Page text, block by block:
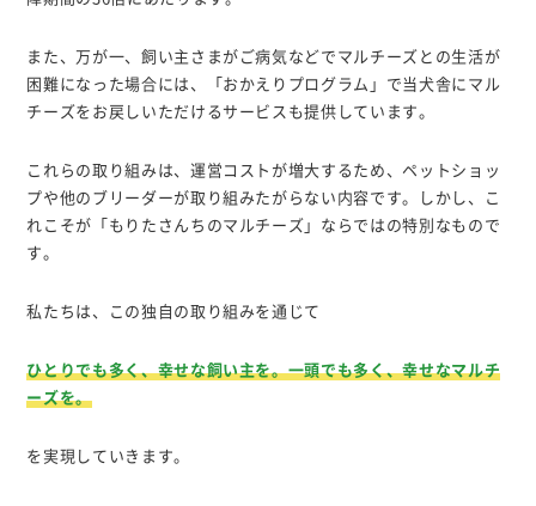
また、万が一、飼い主さまがご病気などでマルチーズとの生活が
困難になった場合には、「おかえりプログラム」で当犬舎にマル
チーズをお戻しいただけるサービスも提供しています。
これらの取り組みは、運営コストが増大するため、ペットショッ
プや他のブリーダーが取り組みたがらない内容です。しかし、こ
れこそが「もりたさんちのマルチーズ」ならではの特別なもので
す。
私たちは、この独自の取り組みを通じて
ひとりでも多く、幸せな飼い主を。一頭でも多く、幸せなマルチ
ーズを。
を実現していきます。